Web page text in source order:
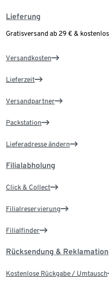
Lieferung
Gratisversand ab 29 € &
Versandkosten
Lieferzeit
Versandpartner
Packstation
Lieferadresse ändern
Filialabholung
Click & Collect
Filialreservierung
Filialfinder
Rücksendung & Reklamation
Kostenlose Rückgabe / Umtausch